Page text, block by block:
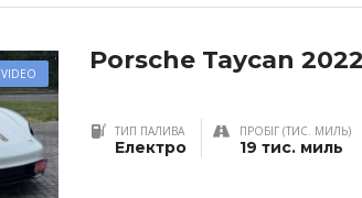
VIDEO Porsche Taycan 2022
ТИП ПАЛИВА
Електро
ПРОБІГ (ТИС. МИЛЬ)
19 тис. миль